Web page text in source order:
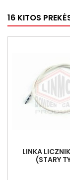
16 KITOS
LINKA
(STARY